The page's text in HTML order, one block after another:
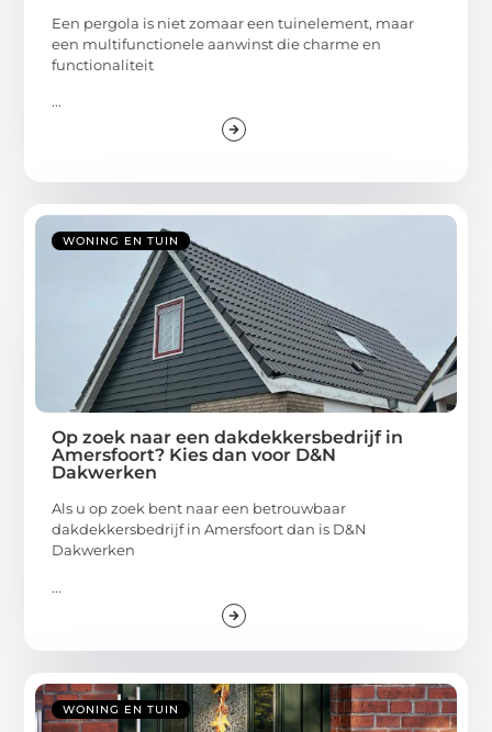
Een pergola is niet zomaar een tuinelement, maar
een multifunctionele aanwinst die charme en
functionaliteit
...
WONING EN TUIN
Op zoek naar een dakdekkersbedrijf in
Amersfoort? Kies dan voor D&N
Dakwerken
Als u op zoek bent naar een betrouwbaar
dakdekkersbedrijf in Amersfoort dan is D&N
Dakwerken
...
WONING EN TUIN